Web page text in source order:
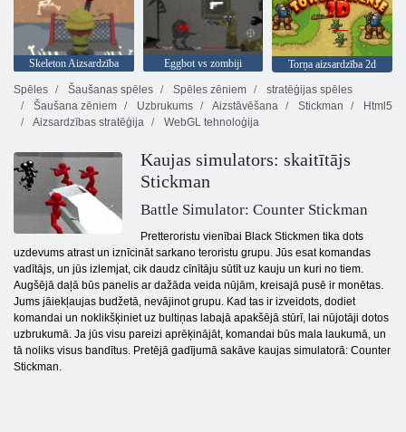
Skeleton Aizsardzība Eggbot vs zombiji
Torņa aizsardzība 2d
Spēles
Šaušanas spēles Spēles zēniem
stratēģijas spēles
Šaušana zēniem
Uzbrukums Aizstāvēšana Stickman
Html5
Aizsardzības stratēģija
WebGL tehnoloģija
Kaujas simulators: skaitītājs
Stickman
Battle Simulator: Counter Stickman
Pretteroristu vienībai Black Stickmen tika dots
uzdevums atrast un iznīcināt sarkano teroristu grupu. Jūs esat komandas
vadītājs, un jūs izlemjat, cik daudz cīnītāju sūtīt uz kauju un kuri no tiem.
Augšējā daļā būs panelis ar dažāda veida nūjām, kreisajā pusē ir monētas.
Jums jāiekļaujas budžetā, nevājinot grupu. Kad tas ir izveidots, dodiet
komandai un noklikšķiniet uz bultiņas labajā apakšējā stūrī, lai nūjotāji dotos
uzbrukumā. Ja jūs visu pareizi aprēķinājāt, komandai būs mala laukumā, un
tā noliks visus bandītus. Pretējā gadījumā sakāve kaujas simulatorā: Counter
Stickman.